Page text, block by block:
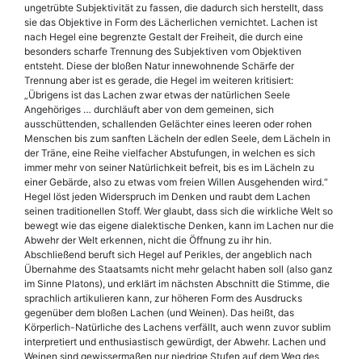
ungetrübte Subjektivität zu fassen, die dadurch sich herstellt, dass
sie das Objektive in Form des Lächerlichen vernichtet. Lachen ist
nach Hegel eine begrenzte Gestalt der Freiheit, die durch eine
besonders scharfe Trennung des Subjektiven vom Objektiven
entsteht. Diese der bloßen Natur innewohnende Schärfe der
Trennung aber ist es gerade, die Hegel im weiteren kritisiert:
„Übrigens ist das Lachen zwar etwas der natürlichen Seele
Angehöriges … durchläuft aber von dem gemeinen, sich
ausschüttenden, schallenden Gelächter eines leeren oder rohen
Menschen bis zum sanften Lächeln der edlen Seele, dem Lächeln in
der Träne, eine Reihe vielfacher Abstufungen, in welchen es sich
immer mehr von seiner Natürlichkeit befreit, bis es im Lächeln zu
einer Gebärde, also zu etwas vom freien Willen Ausgehenden wird.“
Hegel löst jeden Widerspruch im Denken und raubt dem Lachen
seinen traditionellen Stoff. Wer glaubt, dass sich die wirkliche Welt so
bewegt wie das eigene dialektische Denken, kann im Lachen nur die
Abwehr der Welt erkennen, nicht die Öffnung zu ihr hin.
Abschließend beruft sich Hegel auf Perikles, der angeblich nach
Übernahme des Staatsamts nicht mehr gelacht haben soll (also ganz
im Sinne Platons), und erklärt im nächsten Abschnitt die Stimme, die
sprachlich artikulieren kann, zur höheren Form des Ausdrucks
gegenüber dem bloßen Lachen (und Weinen). Das heißt, das
Körperlich-Natürliche des Lachens verfällt, auch wenn zuvor sublim
interpretiert und enthusiastisch gewürdigt, der Abwehr. Lachen und
Weinen sind gewissermaßen nur niedrige Stufen auf dem Weg des